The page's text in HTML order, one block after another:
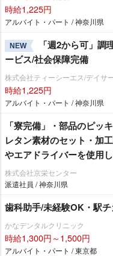
時給1,225円
アルバイト・パート / 神奈川県
NEW
「週2から可」
ービス/社会保障完備
株式会社ティーシーエス/デイサ
時給1,225円
アルバイト・パート / 神奈川県
「寮完備」・部品のピッ
レタン素材のセット・加
エアドライバーを使用し
査作業/即入寮/製造・工場
株式会社京栄センター
派遣社員 / 神奈川県
歯科助手/未経験OK・駅チ
かなデンタルクリニック
時給1,300円～1,500円
アルバイト・パート / 東京都